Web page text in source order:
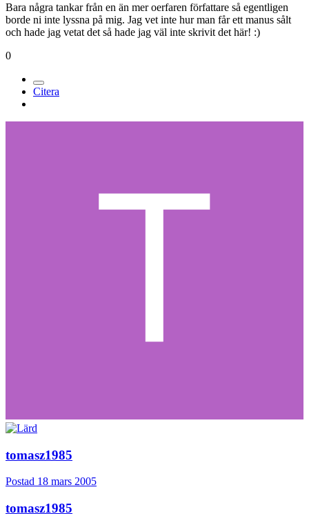
Bara några tankar från en än mer oerfaren författare så egentligen
borde ni inte lyssna på mig. Jag vet inte hur man får ett manus sålt
och hade jag vetat det så hade jag väl inte skrivit det här! :)
0
Citera
tomasz1985
Postad 18 mars 2005
tomasz1985